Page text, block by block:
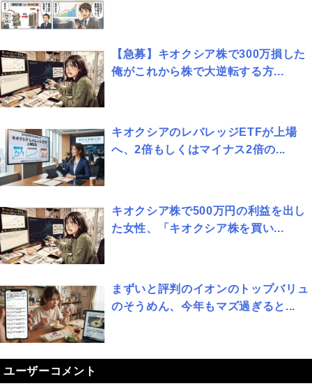
【急募】キオクシア株で300万損した
俺がこれから株で大逆転する方...
キオクシアのレバレッジETFが上場
へ、2倍もしくはマイナス2倍の...
キオクシア株で500万円の利益を出し
た女性、「キオクシア株を買い...
まずいと評判のイオンのトップバリュ
のそうめん、今年もマズ過ぎると...
ユーザーコメント